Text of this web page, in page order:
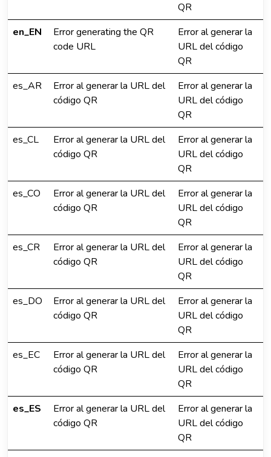
QR
en_EN
Error generating the QR
code URL
Error al generar la
URL del código
QR
es_AR
Error al generar la URL del
código QR
Error al generar la
URL del código
QR
es_CL
Error al generar la URL del
código QR
Error al generar la
URL del código
QR
es_CO
Error al generar la URL del
código QR
Error al generar la
URL del código
QR
es_CR
Error al generar la URL del
código QR
Error al generar la
URL del código
QR
es_DO
Error al generar la URL del
código QR
Error al generar la
URL del código
QR
es_EC
Error al generar la URL del
código QR
Error al generar la
URL del código
QR
es_ES
Error al generar la URL del
código QR
Error al generar la
URL del código
QR